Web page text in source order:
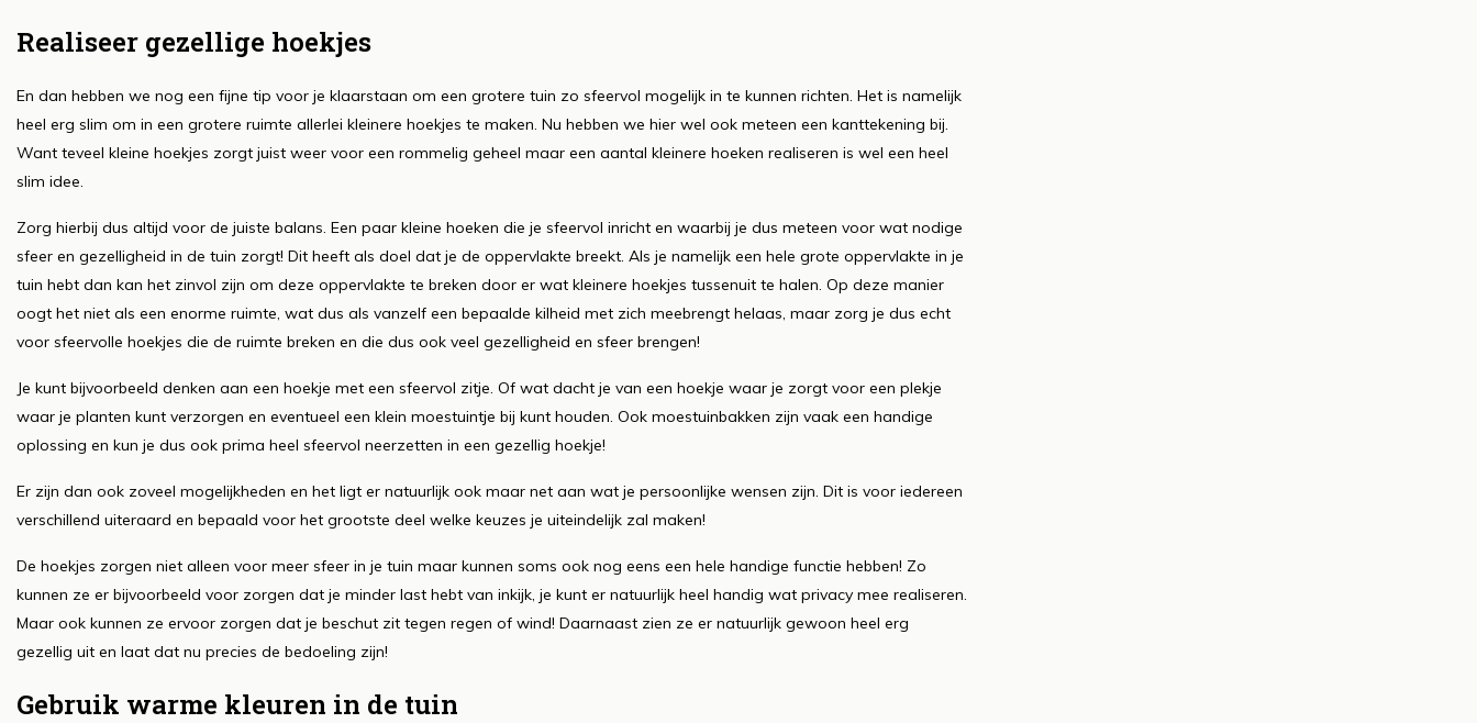
Realiseer gezellige hoekjes
En dan hebben we nog een fijne tip voor je klaarstaan om een grotere tuin zo sfeervol mogelijk in te kunnen richten. Het is namelijk
heel erg slim om in een grotere ruimte allerlei kleinere hoekjes te maken. Nu hebben we hier wel ook meteen een kanttekening bij.
Want teveel kleine hoekjes zorgt juist weer voor een rommelig geheel maar een aantal kleinere hoeken realiseren is wel een heel
slim idee.
Zorg hierbij dus altijd voor de juiste balans. Een paar kleine hoeken die je sfeervol inricht en waarbij je dus meteen voor wat nodige
sfeer en gezelligheid in de tuin zorgt! Dit heeft als doel dat je de oppervlakte breekt. Als je namelijk een hele grote oppervlakte in je
tuin hebt dan kan het zinvol zijn om deze oppervlakte te breken door er wat kleinere hoekjes tussenuit te halen. Op deze manier
oogt het niet als een enorme ruimte, wat dus als vanzelf een bepaalde kilheid met zich meebrengt helaas, maar zorg je dus echt
voor sfeervolle hoekjes die de ruimte breken en die dus ook veel gezelligheid en sfeer brengen!
Je kunt bijvoorbeeld denken aan een hoekje met een sfeervol zitje. Of wat dacht je van een hoekje waar je zorgt voor een plekje
waar je planten kunt verzorgen en eventueel een klein moestuintje bij kunt houden. Ook moestuinbakken zijn vaak een handige
oplossing en kun je dus ook prima heel sfeervol neerzetten in een gezellig hoekje!
Er zijn dan ook zoveel mogelijkheden en het ligt er natuurlijk ook maar net aan wat je persoonlijke wensen zijn. Dit is voor iedereen
verschillend uiteraard en bepaald voor het grootste deel welke keuzes je uiteindelijk zal maken!
De hoekjes zorgen niet alleen voor meer sfeer in je tuin maar kunnen soms ook nog eens een hele handige functie hebben! Zo
kunnen ze er bijvoorbeeld voor zorgen dat je minder last hebt van inkijk, je kunt er natuurlijk heel handig wat privacy mee realiseren.
Maar ook kunnen ze ervoor zorgen dat je beschut zit tegen regen of wind! Daarnaast zien ze er natuurlijk gewoon heel erg
gezellig uit en laat dat nu precies de bedoeling zijn!
Gebruik warme kleuren in de tuin